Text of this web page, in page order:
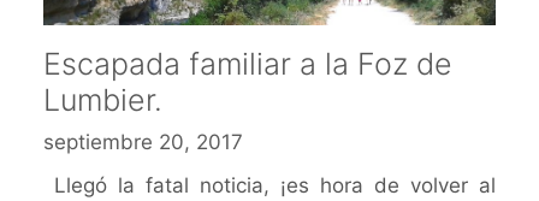
Escapada familiar a la Foz de
Lumbier.
septiembre 20, 2017
Llegó la fatal noticia, ¡es hora de volver al